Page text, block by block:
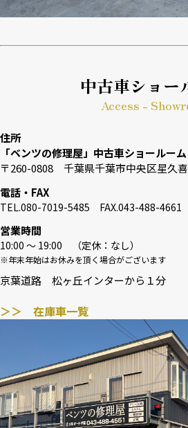
中古車ショー
Access -
住所
「ベンツの修理屋」中古車ショールーム
〒260-0808 千葉県千葉市中央区星久
電話・FAX
TEL.080-7019-5485 FAX.043-488-4661
営業時間
10:00 〜 19:00 （定休：なし）
※年末年始はお休みを頂く場合がございます
京葉道路 松ヶ丘インターから１分
＞＞ 在庫車一覧